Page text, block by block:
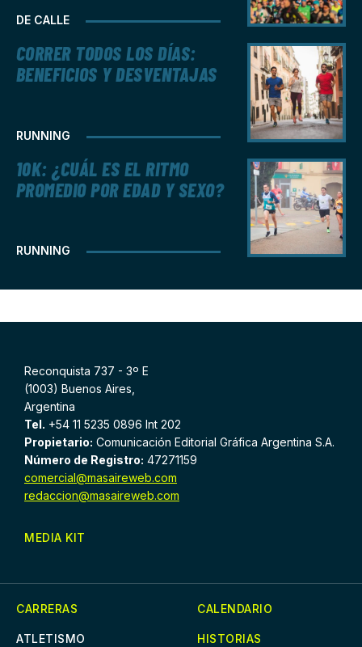
DE CALLE
RUNNING
CORRER TODOS LOS DÍAS:
BENEFICIOS Y DESVENTAJAS
RUNNING
10K: ¿CUÁL ES EL RITMO
PROMEDIO POR EDAD Y SEXO?
Reconquista 737 - 3º E
(1003) Buenos Aires,
Argentina
Tel. +54 11 5235 0896 Int 202
Propietario: Comunicación Editorial Gráfica Argentina S.A.
Número de Registro: 47271159
comercial@masaireweb.com
redaccion@masaireweb.com
MEDIA KIT
CARRERAS
ATLETISMO
CALENDARIO
HISTORIAS